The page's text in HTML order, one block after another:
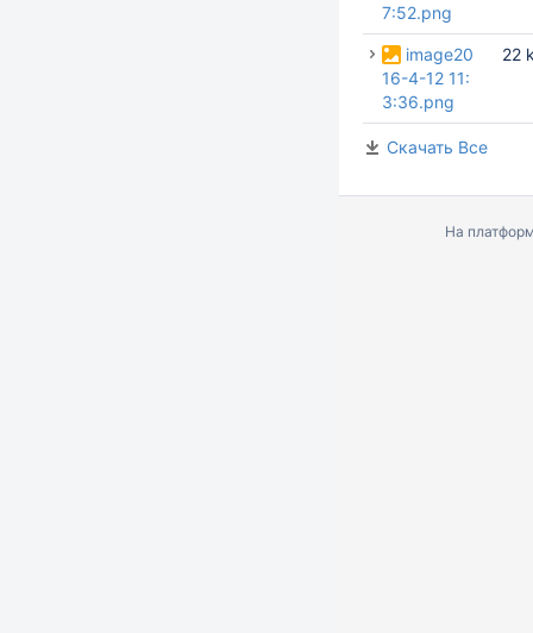
7:52.png
image20
16-4-12 11:
3:36.png
22
Скачать Все
На